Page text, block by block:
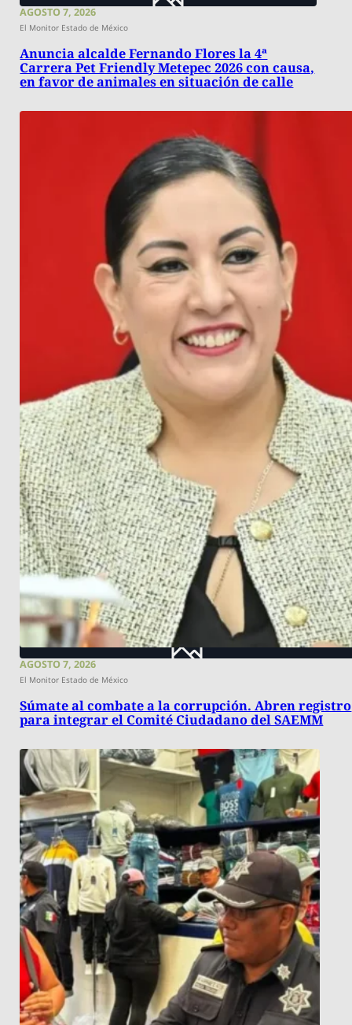
AGOSTO 7, 2026
El Monitor Estado de México
Anuncia alcalde Fernando Flores la 4ª
Carrera Pet Friendly Metepec 2026 con causa,
en favor de animales en situación de calle
AGOSTO 7, 2026
El Monitor Estado de México
Súmate al combate a la corrupción. Abren registro
para integrar el Comité Ciudadano del SAEMM